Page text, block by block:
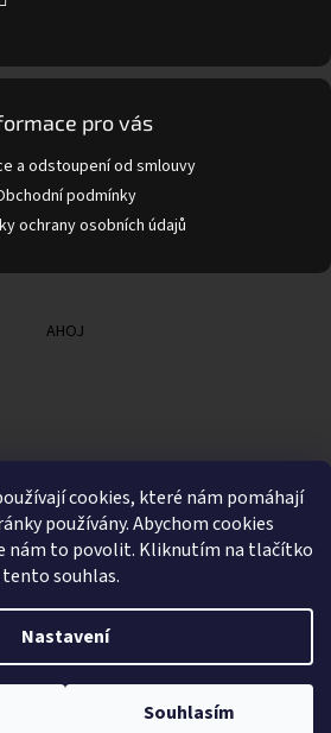
cookies, které nám pomáhají
používány. Abychom cookies
nám to povolit. Kliknutím na tlačítko
souhlas.
Nastavení
Souhlasím
pro vás
a odstoupení od smlouvy
podmínky
ochrany osobních údajů
AHOJ
Vytvořil Shoptet